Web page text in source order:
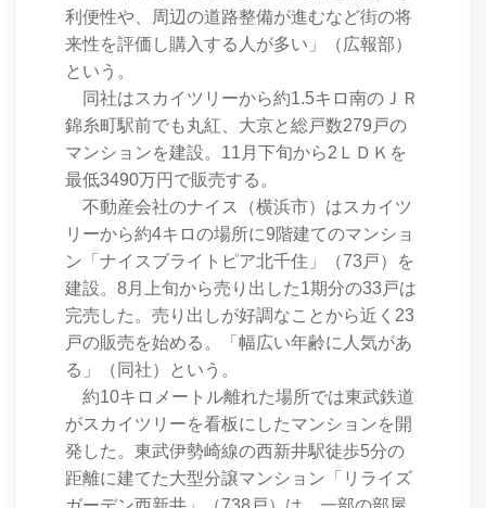
利便性や、周辺の道路整備が進むなど街の将
来性を評価し購入する人が多い」（広報部）
という。
同社はスカイツリーから約1.5キロ南のＪＲ
錦糸町駅前でも丸紅、大京と総戸数279戸の
マンションを建設。11月下旬から2ＬＤＫを
最低3490万円で販売する。
不動産会社のナイス（横浜市）はスカイツ
リーから約4キロの場所に9階建てのマンショ
ン「ナイスブライトピア北千住」（73戸）を
建設。8月上旬から売り出した1期分の33戸は
完売した。売り出しが好調なことから近く23
戸の販売を始める。「幅広い年齢に人気があ
る」（同社）という。
約10キロメートル離れた場所では東武鉄道
がスカイツリーを看板にしたマンションを開
発した。東武伊勢崎線の西新井駅徒歩5分の
距離に建てた大型分譲マンション「リライズ